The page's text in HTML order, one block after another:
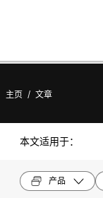
主页 / 文章
本文适用于：
产品